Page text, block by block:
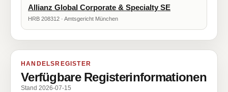
Allianz Global Corporate & Specialty SE
HRB 208312 · Amtsgericht München
HANDELSREGISTER
Verfügbare Registerinformationen
Stand 2026-07-15